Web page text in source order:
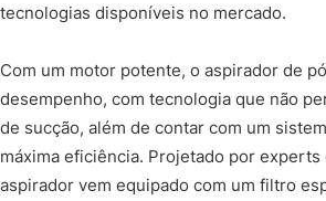
tecnologias disponíveis no mercado.
Com um motor potente, o aspirador de
desempenho, com tecnologia que não
de sucção, além de contar com um
máxima eficiência. Projetado por experts
aspirador vem equipado com um filtro